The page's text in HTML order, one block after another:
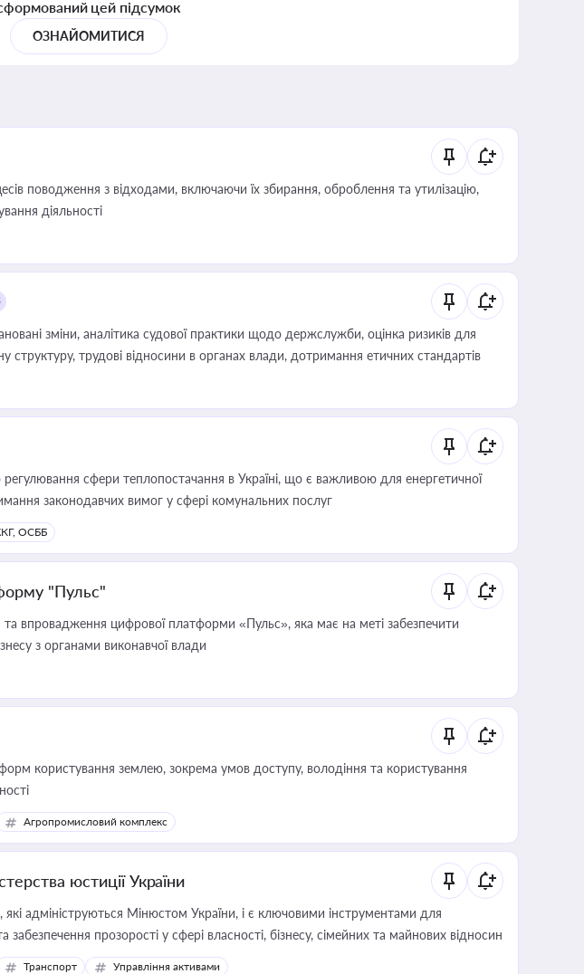
цей підсумок
ОЗНАЙОМИТИСЯ
поводження з відходами, включаючи їх збирання, оброблення та утилізацію,
діяльності
зміни, аналітика судової практики щодо держслужби, оцінка ризиків для
структуру, трудові відносини в органах влади, дотримання етичних стандартів
регулювання сфери теплопостачання в Україні, що є важливою для енергетичної
законодавчих вимог у сфері комунальних послуг
ОСББ
"Пульс"
та впровадження цифрової платформи «Пульс», яка має на меті забезпечити
з органами виконавчої влади
користування землею, зокрема умов доступу, володіння та користування
Агропромисловий комплекс
юстиції України
які адмініструються Мінюстом України, і є ключовими інструментами для
забезпечення прозорості у сфері власності, бізнесу, сімейних та майнових відносин
Транспорт Управління активами